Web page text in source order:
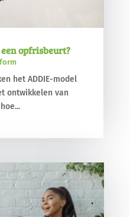
opfrisbeurt?
het ADDIE-model
ontwikkelen van